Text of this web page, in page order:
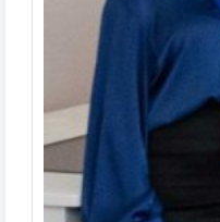
практичний
натхненний
відбувся у
дослідній…